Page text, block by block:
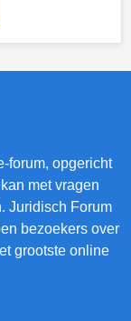
forum, opgericht
met vragen
Juridisch Forum
bezoekers over
grootste online